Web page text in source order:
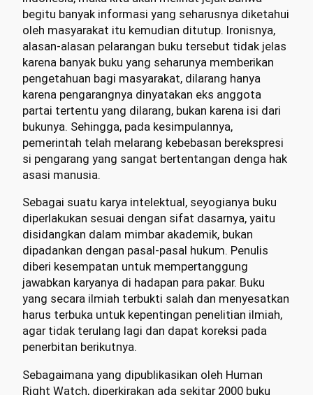
begitu banyak informasi yang seharusnya diketahui
oleh masyarakat itu kemudian ditutup. Ironisnya,
alasan-alasan pelarangan buku tersebut tidak jelas
karena banyak buku yang seharunya memberikan
pengetahuan bagi masyarakat, dilarang hanya
karena pengarangnya dinyatakan eks anggota
partai tertentu yang dilarang, bukan karena isi dari
bukunya. Sehingga, pada kesimpulannya,
pemerintah telah melarang kebebasan berekspresi
si pengarang yang sangat bertentangan denga hak
asasi manusia.
Sebagai suatu karya intelektual, seyogianya buku
diperlakukan sesuai dengan sifat dasarnya, yaitu
disidangkan dalam mimbar akademik, bukan
dipadankan dengan pasal-pasal hukum. Penulis
diberi kesempatan untuk mempertanggung
jawabkan karyanya di hadapan para pakar. Buku
yang secara ilmiah terbukti salah dan menyesatkan
harus terbuka untuk kepentingan penelitian ilmiah,
agar tidak terulang lagi dan dapat koreksi pada
penerbitan berikutnya.
Sebagaimana yang dipublikasikan oleh Human
Right Watch, diperkirakan ada sekitar 2000 buku